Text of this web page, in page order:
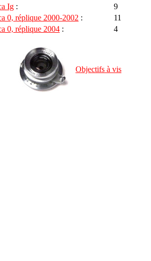
Ig :
9
0, réplique 2000-2002 :
11
0, réplique 2004 : 4
Objectifs à vis